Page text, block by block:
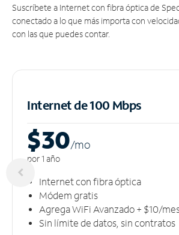
Suscríbete a Internet con fibra óptica de
conectado a lo que más importa con
con las que puedes contar.
Internet de 100 Mbps
$30/mo
por 1 año
Internet con fibra óptica
Módem gratis
Agrega WiFi Avanzado + $10/
Sin límite de datos, sin contratos